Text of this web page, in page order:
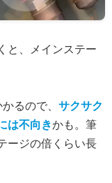
と、メインステー
るので、 サクサク
は不向きかも。筆
ージの倍くらい長